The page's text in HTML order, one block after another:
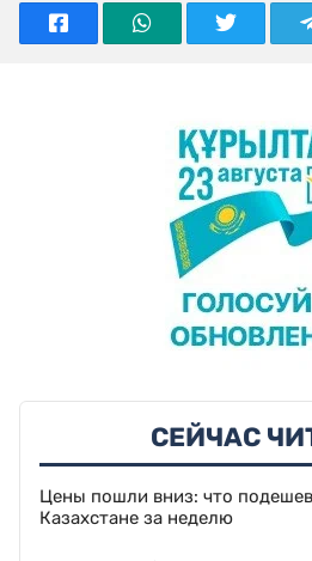
СЕЙЧАС
Цены пошли вниз: что
Казахстане за неделю